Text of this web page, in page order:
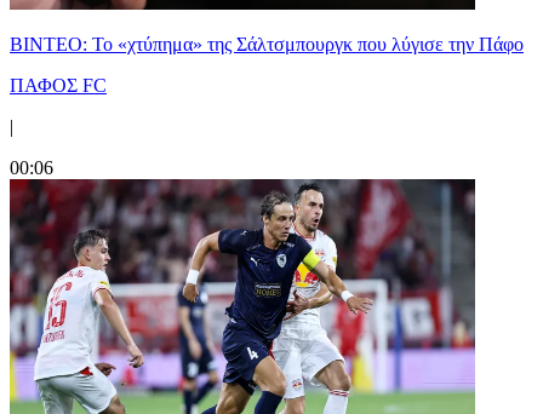
ΒΙΝΤΕΟ: Το «χτύπημα» της Σάλτσμπουργκ που λύγισε την Πάφο
ΠΑΦΟΣ FC
|
00:06